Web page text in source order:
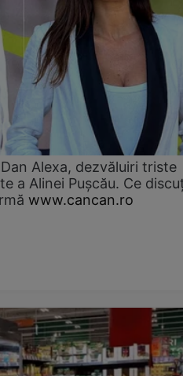
Alexa, dezvăluiri triste
a Alinei Pușcău. Ce
www.cancan.ro